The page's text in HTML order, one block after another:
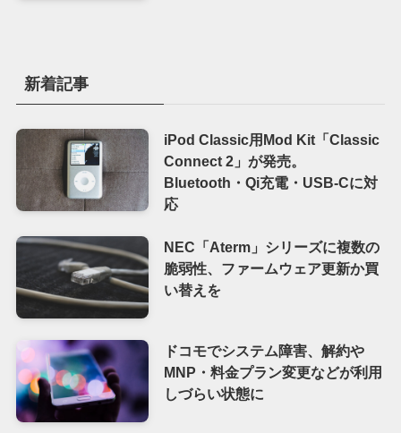
新着記事
iPod Classic用Mod Kit「Classic
Connect 2」が発売。
Bluetooth・Qi充電・USB-Cに対
応
NEC「Aterm」シリーズに複数の
脆弱性、ファームウェア更新か買
い替えを
ドコモでシステム障害、解約や
MNP・料金プラン変更などが利用
しづらい状態に